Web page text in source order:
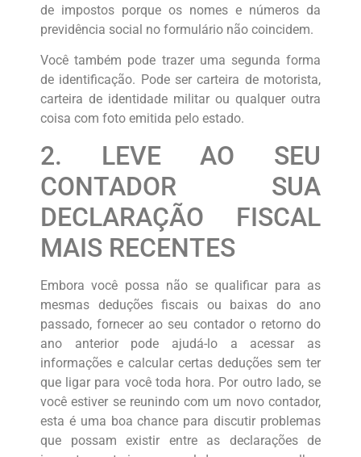
de impostos porque os nomes e números da
previdência social no formulário não coincidem.
Você também pode trazer uma segunda forma
de identificação. Pode ser carteira de motorista,
carteira de identidade militar ou qualquer outra
coisa com foto emitida pelo estado.
2. LEVE AO SEU
CONTADOR SUA
DECLARAÇÃO FISCAL
MAIS RECENTES
Embora você possa não se qualificar para as
mesmas deduções fiscais ou baixas do ano
passado, fornecer ao seu contador o retorno do
ano anterior pode ajudá-lo a acessar as
informações e calcular certas deduções sem ter
que ligar para você toda hora. Por outro lado, se
você estiver se reunindo com um novo contador,
esta é uma boa chance para discutir problemas
que possam existir entre as declarações de